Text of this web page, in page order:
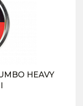
HEAVY